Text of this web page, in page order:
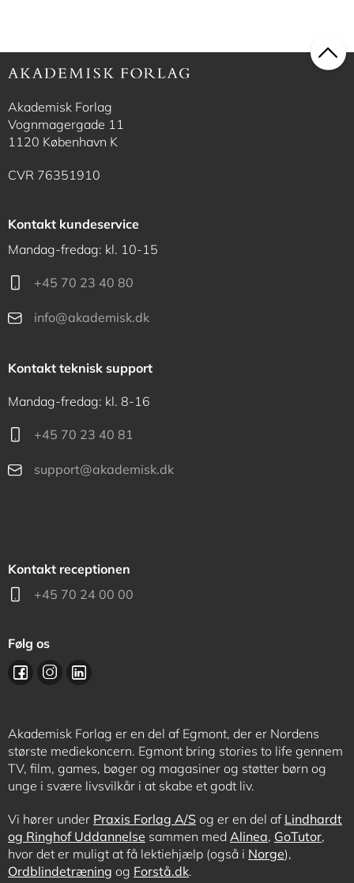
Akademisk Forlag
Vognmagergade 11
1120 København K
CVR 76351910
Kontakt kundeservice
Mandag-fredag: kl. 10-15
+45 70 23 40 80
info@akademisk.dk
Kontakt teknisk support
Mandag-fredag: kl. 8-16
+45 70 23 40 81
support@akademisk.dk
Kontakt receptionen
+45 70 24 00 00
Følg os
Akademisk Forlag er en del af Egmont, der er Nordens
største mediekoncern. Egmont bring stories to life gennem
TV, film, games, bøger og magasiner og støtter børn og
unge i svære livsvilkår i at skabe et godt liv.
Vi hører under Praxis Forlag A/S og er en del af Lindhardt
og Ringhof Uddannelse sammen med Alinea, GoTutor,
hvor det er muligt at få lektiehjælp (også i Norge),
Ordblindetræning og Forstå.dk.